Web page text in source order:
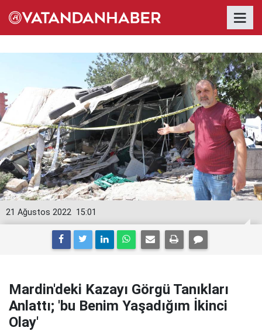
15:01
21 Ağustos 2022
Mardin'deki Kazayı Görgü Tanıkları
Anlattı; 'bu Benim Yaşadığım İkinci
Olay'